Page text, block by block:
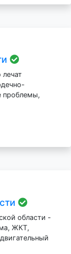
проблемы,
области -
ЖКТ,